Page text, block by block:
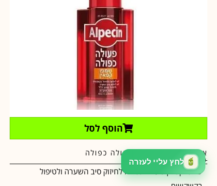
הוסף לסל
אלפסין שמפו קפאין פעולה כפולה
₪59.00
₪40.00
שמפו קפאין פעולה כפולה לחיזוק סיב השערה ולטיפול